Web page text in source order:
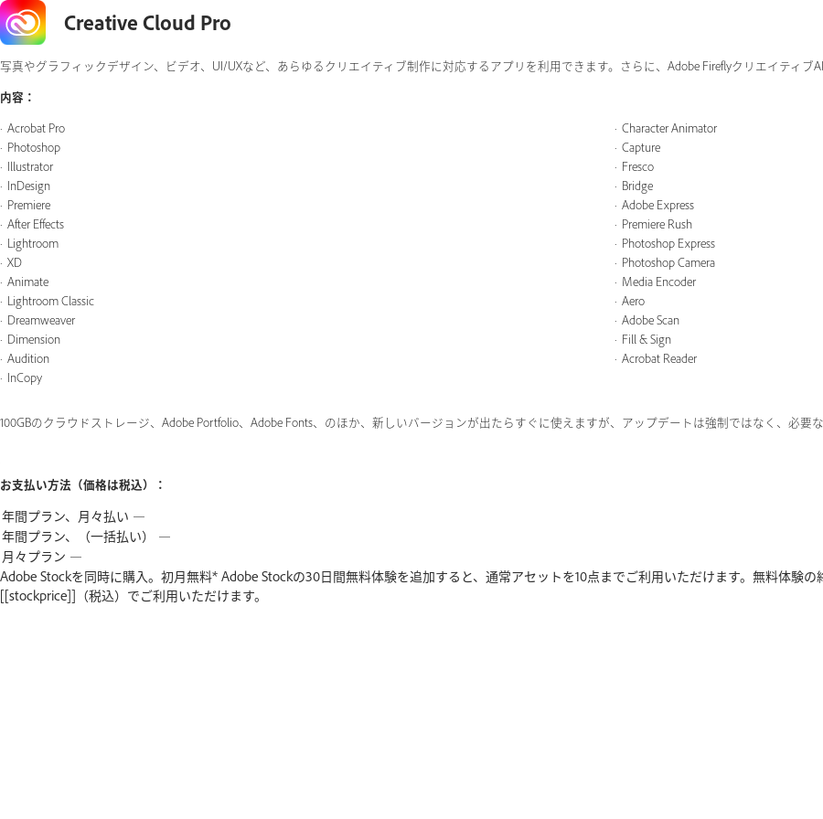
Creative Cloud Pro
写真やグラフィックデザイン、ビデオ、UI/UXなど、あらゆるクリエイティブ制作に対応するアプリを利用できます。さらに、Adobe Fireflyクリエイティブ
内容：
Acrobat Pro
Photoshop
Illustrator
InDesign
Premiere
After Effects
Lightroom
XD
Animate
Lightroom Classic
Dreamweaver
Dimension
Audition
InCopy
Character Animator
Capture
Fresco
Bridge
Adobe Express
Premiere Rush
Photoshop Express
Photoshop Camera
Media Encoder
Aero
Adobe Scan
Fill & Sign
Acrobat Reader
100GBのクラウドストレージ、Adobe Portfolio、Adobe Fonts、のほか、新しいバージョンが出たらすぐに使えますが、アップデートは強制ではなく、必要
お支払い方法（価格は税込）：
AdobeStockを同時に購入。 初月無料*AdobeStockの30日間無料体験を追加すると、 通常アセットを10点までご利用いただけます。 無料体験の
[[stockprice]] （税込） でご利用いただけます。